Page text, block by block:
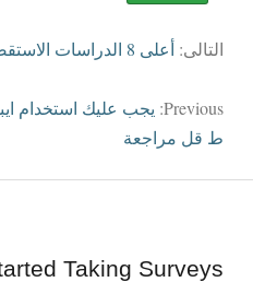
التالى: أعلى 8 الدراسات الاستقصائية على الإنترنت للهند
Previous
: يجب عليك استخدام
ط قل مراجعة
Taking Surveys